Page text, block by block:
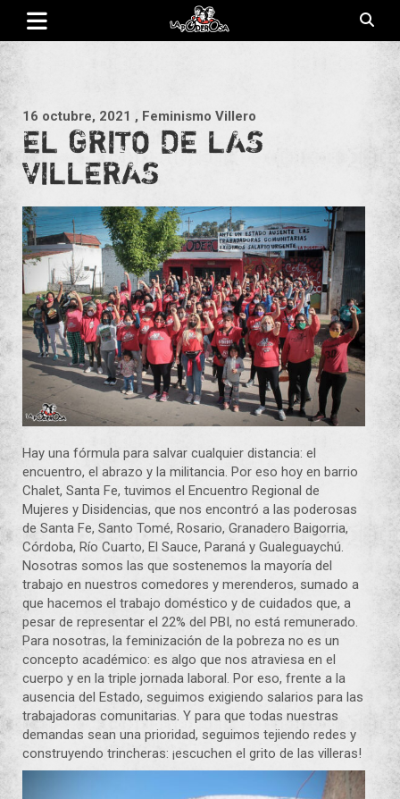
Saltar
contenido
16 octubre, 2021 , Feminismo Villero
EL GRITO DE LAS
VILLERAS
Hay una fórmula para salvar cualquier distancia: el
encuentro, el abrazo y la militancia. Por eso hoy en barrio
Chalet, Santa Fe, tuvimos el Encuentro Regional de
Mujeres y Disidencias, que nos encontró a las poderosas
de Santa Fe, Santo Tomé, Rosario, Granadero Baigorria,
Córdoba, Río Cuarto, El Sauce, Paraná y Gualeguaychú.
Nosotras somos las que sostenemos la mayoría del
trabajo en nuestros comedores y merenderos, sumado a
que hacemos el trabajo doméstico y de cuidados que, a
pesar de representar el 22% del PBI, no está remunerado.
Para nosotras, la feminización de la pobreza no es un
concepto académico: es algo que nos atraviesa en el
cuerpo y en la triple jornada laboral. Por eso, frente a la
ausencia del Estado, seguimos exigiendo salarios para las
trabajadoras comunitarias. Y para que todas nuestras
demandas sean una prioridad, seguimos tejiendo redes y
construyendo trincheras: ¡escuchen el grito de las villeras!